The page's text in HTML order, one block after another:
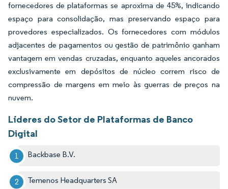
fornecedores de plataformas se aproxima de 45%, indicando
espaço para consolidação, mas preservando espaço para
provedores especializados. Os fornecedores com módulos
adjacentes de pagamentos ou gestão de patrimônio ganham
vantagem em vendas cruzadas, enquanto aqueles ancorados
exclusivamente em depósitos de núcleo correm risco de
compressão de margens em meio às guerras de preços na
nuvem.
Líderes do Setor de Plataformas de Banco
Digital
Backbase B.V.
Temenos Headquarters SA